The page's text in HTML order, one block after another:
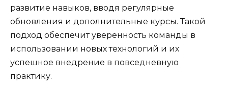
развитие навыков, вводя регулярные
обновления и дополнительные курсы. Такой
подход обеспечит уверенность команды в
использовании новых технологий и их
успешное внедрение в повседневную
практику.